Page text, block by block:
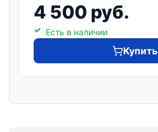
4 500 руб.
Есть в наличии
Купить